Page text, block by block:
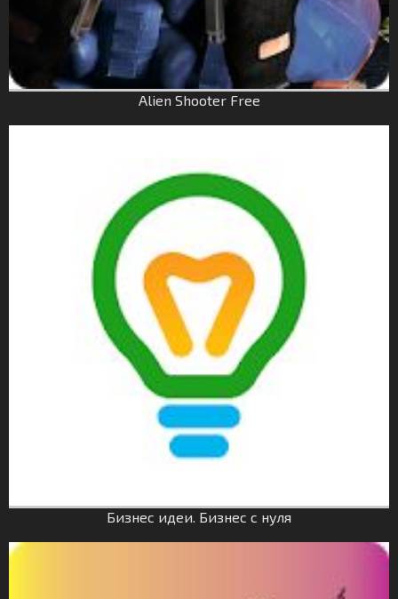
Alien Shooter Free
Бизнес идеи. Бизнес с нуля